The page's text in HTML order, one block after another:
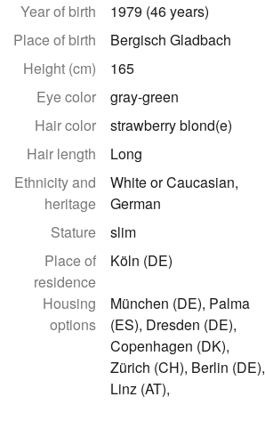
Year of birth
1979 (46 years)
Place of birth
Bergisch Gladbach
Height (cm)
165
Eye color
gray-green
Hair color
strawberry blond(e)
Hair length
Long
Ethnicity and
heritage
White or Caucasian,
German
Stature
slim
Place of
residence
Köln (DE)
Housing
options
München (DE), Palma
(ES), Dresden (DE),
Copenhagen (DK),
Zürich (CH), Berlin (DE),
Linz (AT),